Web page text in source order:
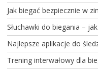
Jak biegać bezpiecznie w
Słuchawki do biegania –
Najlepsze aplikacje do
Trening interwałowy dla